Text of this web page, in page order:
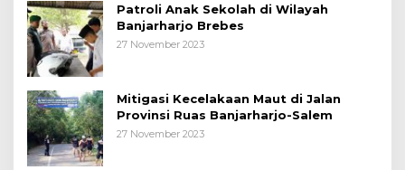
Patroli Anak Sekolah di Wilayah
Banjarharjo Brebes
27 November 2023
Mitigasi Kecelakaan Maut di Jalan
Provinsi Ruas Banjarharjo-Salem
27 November 2023